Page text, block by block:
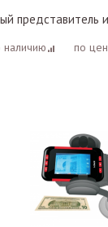
представитель
наличию по